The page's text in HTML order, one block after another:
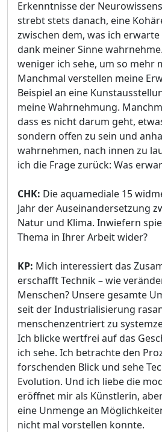
Erkenntnisse der
strebt stets danach, eine
zwischen dem, was ich
dank meiner Sinne
weniger ich sehe, um so mehr
Manchmal verstellen meine
Beispiel an eine
meine Wahrnehmung.
dass es nicht darum geht,
sondern offen zu sein und
wahrnehmen, nach innen zu
ich die Frage zurück: Was
CHK: Die aquamediale 15
Jahr der Auseinandersetzung
Natur und Klima. Inwiefern
Thema in Ihrer Arbeit wider?
KP: Mich interessiert das
erschafft Technik – wie
Menschen? Unsere gesamte
seit der Industrialisierung
menschenzentriert zu
Ich blicke wertfrei auf das
ich sehe. Ich betrachte den
forschenden Blick und sehe
Evolution. Und ich liebe die
eröffnet mir als Künstlerin,
eine Unmenge an
nicht mal vorstellen konnte.